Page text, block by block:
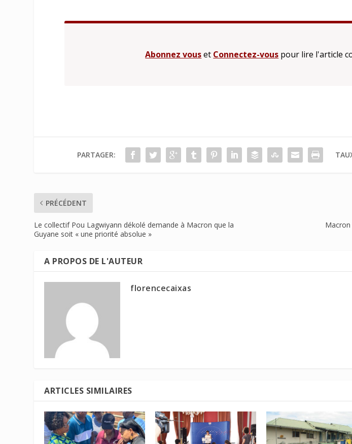
Abonnez vouset Connectez-vous pour lire l'article
PARTAGER:
PRÉCÉDENT
Le collectif Pou Lagwiyann dékolé demande à Macron que la
Guyane soit « une priorité absolue »
Macron
A PROPOS DE L'AUTEUR
florencecaixas
ARTICLES SIMILAIRES